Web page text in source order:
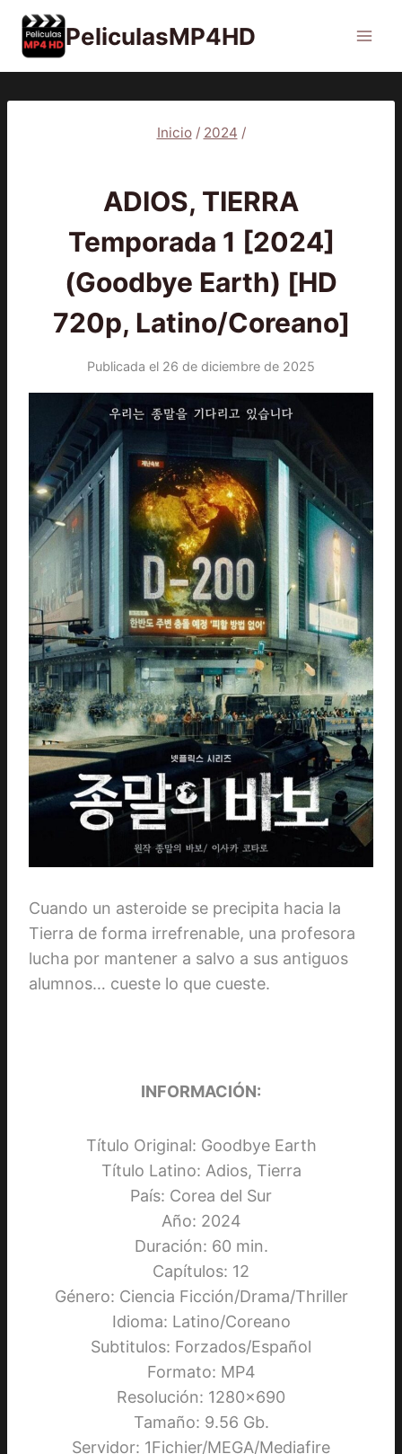
Saltar
contenido
PeliculasMP4HD
Inicio / 2024 /
ADIOS, TIERRA
Temporada 1 [2024]
(Goodbye Earth) [HD
720p, Latino/Coreano]
Publicada el 26 de diciembre de 2025
Cuando un asteroide se precipita hacia la
Tierra de forma irrefrenable, una profesora
lucha por mantener a salvo a sus antiguos
alumnos… cueste lo que cueste.
INFORMACIÓN:
Título Original: Goodbye Earth
Título Latino: Adios, Tierra
País: Corea del Sur
Año: 2024
Duración: 60 min.
Capítulos: 12
Género: Ciencia Ficción/Drama/Thriller
Idioma: Latino/Coreano
Subtitulos: Forzados/Español
Formato: MP4
Resolución: 1280×690
Tamaño: 9.56 Gb.
Servidor: 1Fichier/MEGA/Mediafire